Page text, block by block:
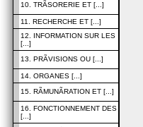
10. TRÃSORERIE ET [...]
11. RECHERCHE ET [...]
12. INFORMATION SUR LES
[...]
13. PRÃVISIONS OU [...]
14. ORGANES [...]
15. RÃMUNÃRATION ET [...]
16. FONCTIONNEMENT DES
[...]